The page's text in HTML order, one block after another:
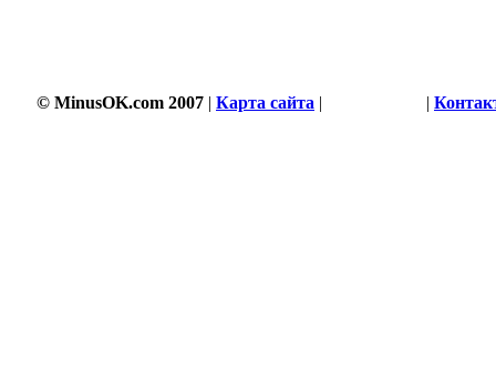
© MinusOK.com 2007 | Карта сайта | |